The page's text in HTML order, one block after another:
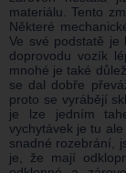
materiálu. Tento
Některé
Ve své podstatě je
doprovodu vozík
mnohé je také
se dal dobře
proto se vyrábějí
je lze jedním
vychytávek je tu
snadné rozebrání,
je, že mají